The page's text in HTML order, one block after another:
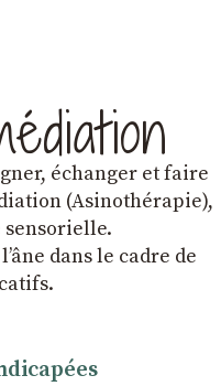
échanger et faire
(Asinothérapie),
dans le cadre de